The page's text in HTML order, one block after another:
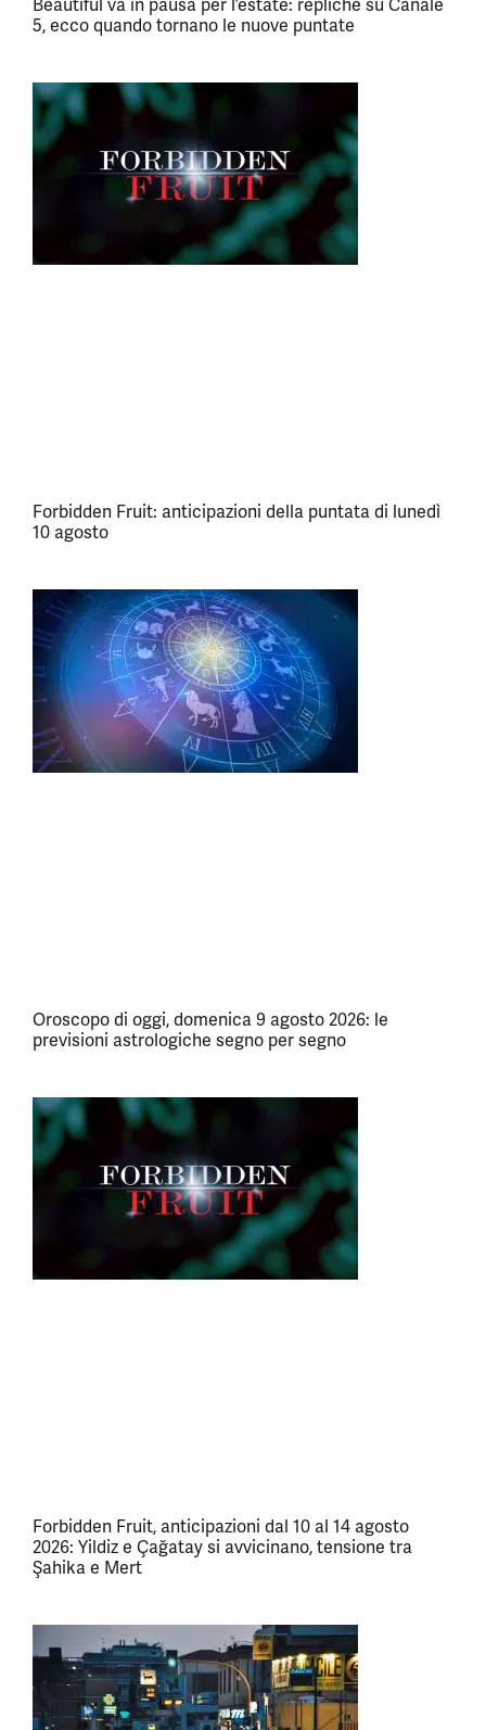
Beautiful va in pausa per l’estate: repliche su Canale
5, ecco quando tornano le nuove puntate
Forbidden Fruit: anticipazioni della puntata di lunedì
10 agosto
Oroscopo di oggi, domenica 9 agosto 2026: le
previsioni astrologiche segno per segno
Forbidden Fruit, anticipazioni dal 10 al 14 agosto
2026: Yildiz e Çağatay si avvicinano, tensione tra
Şahika e Mert